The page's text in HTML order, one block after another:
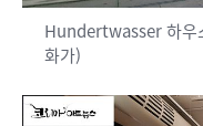
Hundertwasser 하우
화가)